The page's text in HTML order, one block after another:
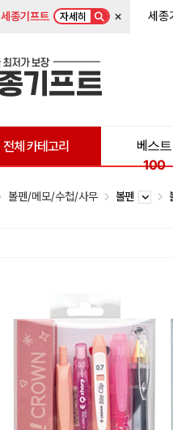
세종기프트 자세히 × 세종
전체 카테고리
베스트
100
볼펜/메모/수첩/사무 볼펜